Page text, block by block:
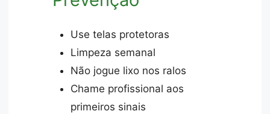
Use telas protetoras
Limpeza semanal
Não jogue lixo nos ralos
Chame profissional aos
primeiros sinais